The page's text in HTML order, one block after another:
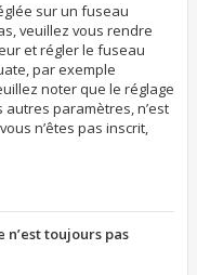
sur un fuseau
veuillez vous rendre
et régler le fuseau
par exemple
noter que le réglage
paramètres, n’est
n’êtes pas inscrit,
n’est toujours pas